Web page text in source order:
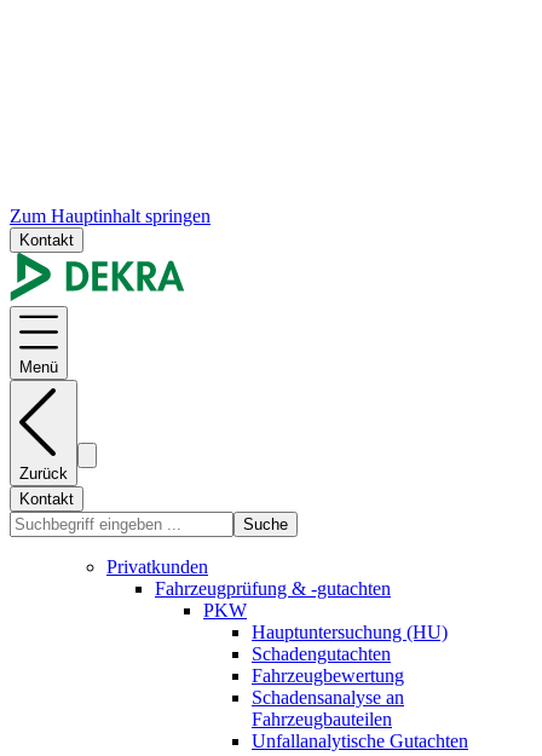
Zum Hauptinhalt springen
Kontakt
Menü
Zurück
Kontakt
Suche
Privatkunden
Fahrzeugprüfung & -gutachten
PKW
Hauptuntersuchung (HU)
Schadengutachten
Fahrzeugbewertung
Schadensanalyse an
Fahrzeugbauteilen
Unfallanalytische Gutachten